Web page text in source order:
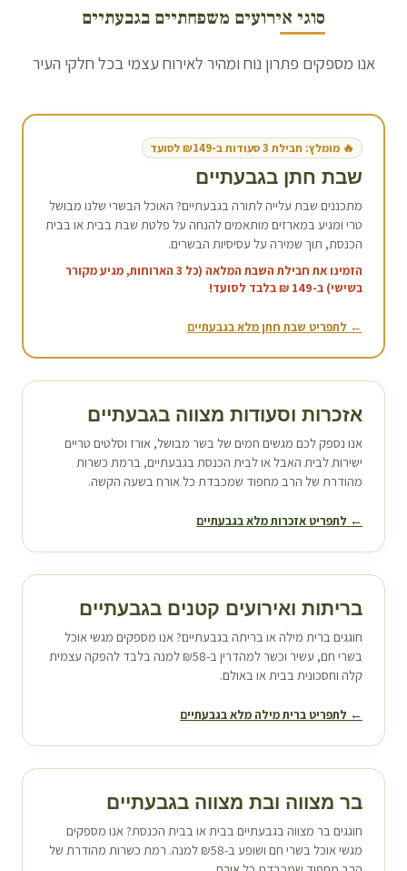
סוגי אירועים משפחתיים בגבעתיים
אנו מספקים פתרון נוח ומהיר לאירוח עצמי בכל חלקי העיר
🔥 מומלץ: חבילת 3 סעודות ב-₪149 לסועד
שבת חתן בגבעתיים
מתכננים שבת עלייה לתורה בגבעתיים? האוכל הבשרי שלנו מבושל
טרי ומגיע במארזים מותאמים להנחה על פלטת שבת בבית או בבית
הכנסת, תוך שמירה על עסיסיות הבשרים.
הזמינו את חבילת השבת המלאה (כל 3 הארוחות, מגיע מקורר
בשישי) ב-149 ₪ בלבד לסועד!
← לתפריט שבת חתן מלא בגבעתיים
אזכרות וסעודות מצווה בגבעתיים
אנו נספק לכם מגשים חמים של בשר מבושל, אורז וסלטים טריים
ישירות לבית האבל או לבית הכנסת בגבעתיים, ברמת כשרות
מהודרת של הרב מחפוד שמכבדת כל אורח בשעה הקשה.
← לתפריט אזכרות מלא בגבעתיים
בריתות ואירועים קטנים בגבעתיים
חוגגים ברית מילה או בריתה בגבעתיים? אנו מספקים מגשי אוכל
בשרי חם, עשיר וכשר למהדרין ב-₪58 למנה בלבד להפקה עצמית
קלה וחסכונית בבית או באולם.
← לתפריט ברית מילה מלא בגבעתיים
בר מצווה ובת מצווה בגבעתיים
חוגגים בר מצווה בגבעתיים בבית או בבית הכנסת? אנו מספקים
מגשי אוכל בשרי חם ושופע ב-₪58 למנה. רמת כשרות מהודרת של